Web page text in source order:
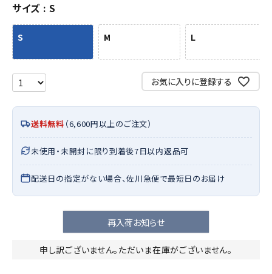
サイズ S
S M L
お気に入りに登録する
送料無料 （6,600円以上のご注文）
未使用・未開封に限り到着後7日以内返品可
配送日の指定がない場合、佐川急便で最短日のお届け
再入荷お知らせ
申し訳ございません。ただいま在庫がございません。